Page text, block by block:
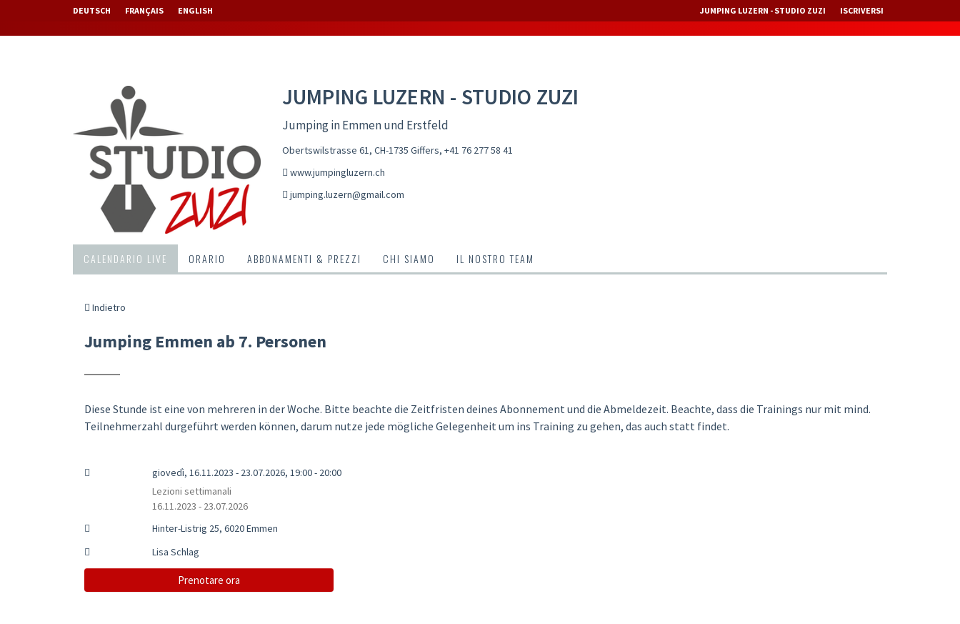
DEUTSCH FRANÇAIS ENGLISH JUMPING LUZERN - STUDIO ZUZI ISCRIVERSI
JUMPING LUZERN - STUDIO ZUZI
Jumping in Emmen und Erstfeld
Obertswilstrasse 61, CH-1735 Giffers, +41 76 277 58 41
www.jumpingluzern.ch
jumping.luzern@gmail.com
CALENDARIO LIVE ORARIO ABBONAMENTI & PREZZI CHI SIAMO IL NOSTRO TEAM
Indietro
Jumping Emmen ab 7. Personen
Diese Stunde ist eine von mehreren in der Woche. Bitte beachte die Zeitfristen deines Abonnement und die Abmeldezeit. Beachte, dass die Trainings nur mit mind.
Teilnehmerzahl durgeführt werden können, darum nutze jede mögliche Gelegenheit um ins Training zu gehen, das auch statt findet.
giovedì, 16.11.2023 - 23.07.2026, 19:00 - 20:00
Lezioni settimanali
16.11.2023 - 23.07.2026
Hinter-Listrig 25, 6020 Emmen
Lisa Schlag
Prenotare ora